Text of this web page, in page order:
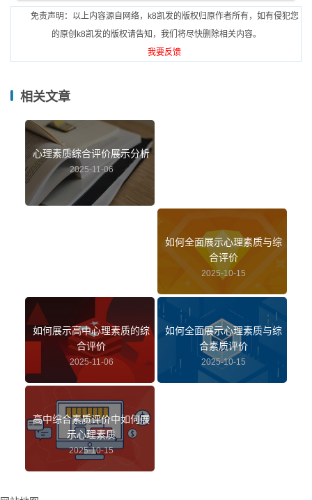
免责声明：以上内容源自网络，k8凯发的版权归原作者所有，如有侵犯您
的原创k8凯发的版权请告知，我们将尽快删除相关内容。
我要反馈
相关文章
心理素质综合评价展示分析
2025-11-06
如何全面展示心理素质与综
合评价
2025-10-15
如何展示高中心理素质的综
合评价
2025-11-06
如何全面展示心理素质与综
合素质评价
2025-10-15
高中综合素质评价中如何展
示心理素质
2025-10-15